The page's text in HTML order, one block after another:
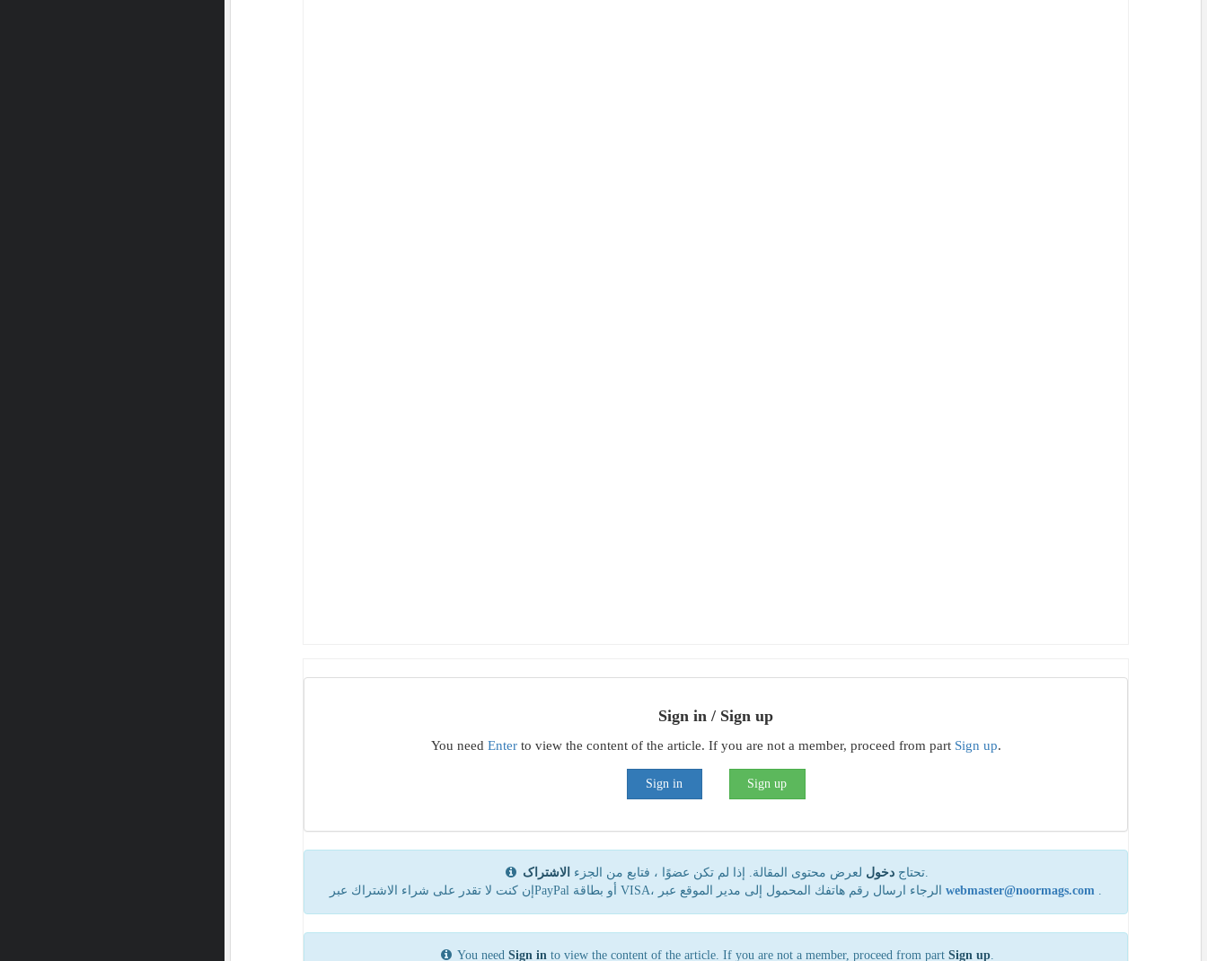
Sign in / Sign up
You need Enterto view the content of the article. If you are not a member, proceed from part Sign up.
Sign in Sign up
تحتاج دخول لعرض محتوى المقالة. إذا لم تكن عضوًا ، فتابع من الجزء الاشتراک
webmaster@noormags.com
You need Sign in to view the content of the article. If you are not a member, proceed from part Sign up.